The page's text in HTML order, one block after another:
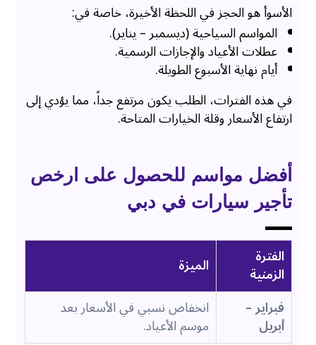
الأسوأ هو الحجز في اللحظة الأخيرة، خاصة في:
المواسم السياحية (ديسمبر – يناير).
عطلات الأعياد والإجازات الرسمية.
أيام نهاية الأسبوع الطويلة.
في هذه الفترات، الطلب يكون مرتفع جداً، مما يؤدي إلى
ارتفاع الأسعار وقلة الخيارات المتاحة.
أفضل مواسم للحصول على ارخص
تأجير سيارات في دبي
الفترة
الزمنية
الميزة
فبراير –
أبريل
انخفاض نسبي في الأسعار بعد
موسم الأعياد.